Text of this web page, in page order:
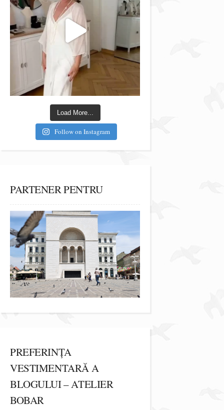
Load More...
Follow on Instagram
PARTENER PENTRU
PREFERINȚA
VESTIMENTARĂ A
BLOGULUI – ATELIER
BOBAR